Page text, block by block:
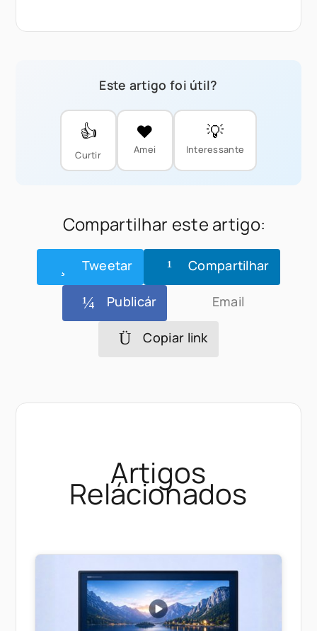
Este artigo foi útil?
👍
Curtir
❤️
Amei
💡
Interessante
Compartilhar este artigo:
Tweetar Compartilhar
Publicár Email
Copiar link
Artigos
Relácionados